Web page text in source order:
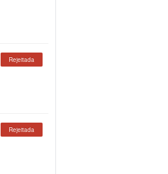
Rejeitada
Rejeitada